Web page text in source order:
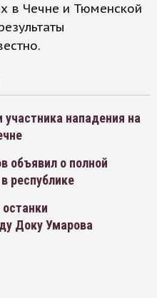
в Чечне и Тюменской
нападения на
объявил о полной
республике
Доку Умарова